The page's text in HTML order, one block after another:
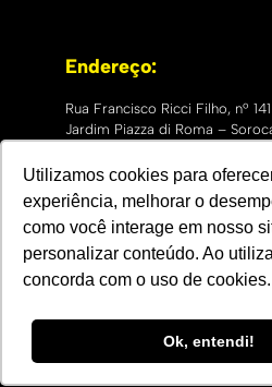
Utilizamos cookies para
experiência, melhorar o
como você interage em nosso
personalizar conteúdo. Ao
concorda com o uso de cookies.
Ok, entendi!
Endereço:
Rua Francisco Ricci Filho, nº 141
Jardim Piazza di Roma –
CEP: 18051-735